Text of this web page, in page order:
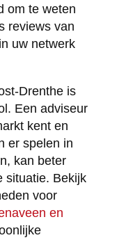
om te weten
reviews van
uw netwerk
Drenthe is
Een adviseur
kent en
er spelen in
kan beter
situatie. Bekijk
voor
en